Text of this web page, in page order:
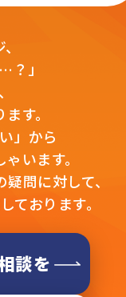
？」
す。
」から
います。
問に対して、
ております。
談を